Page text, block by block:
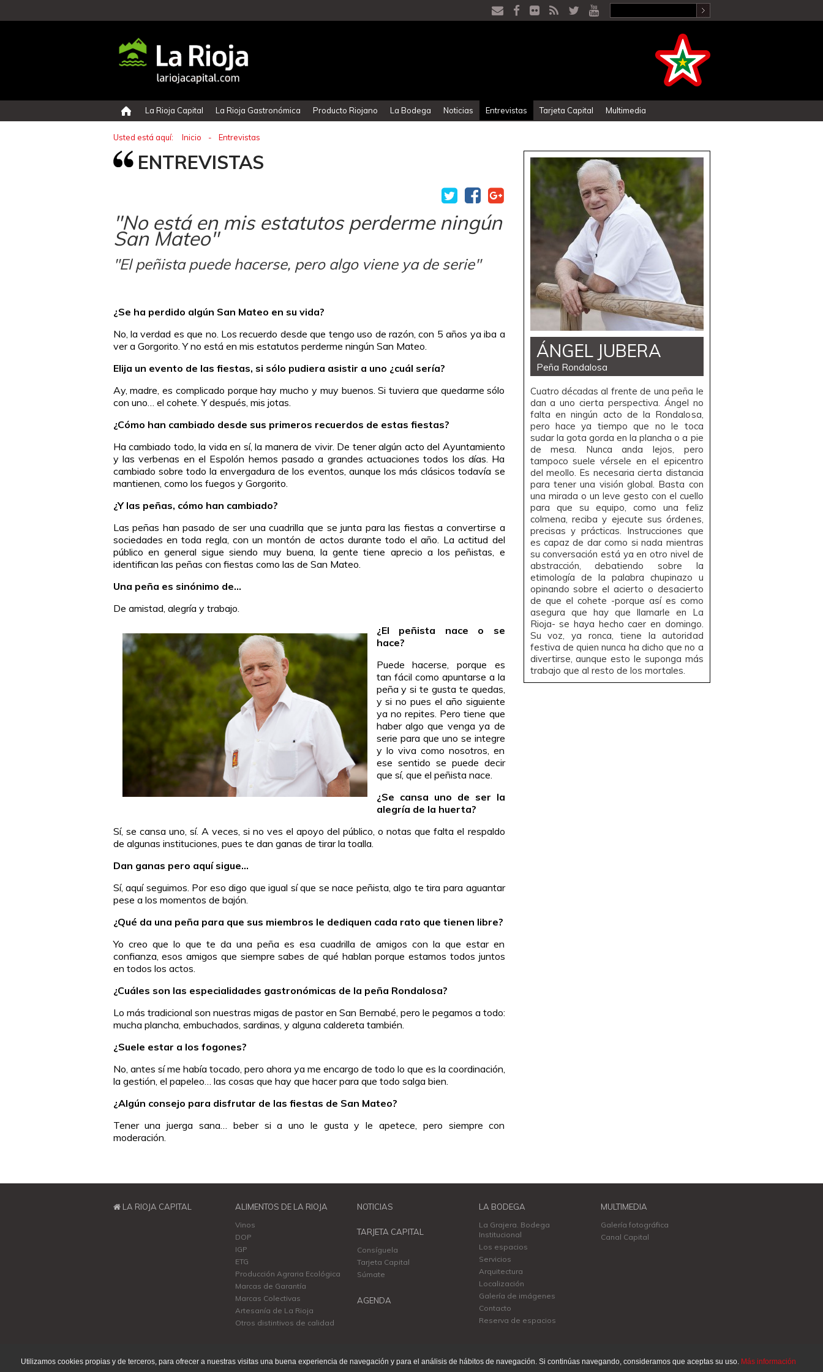
La Rioja Capital La Rioja Gastronómica Producto Riojano La Bodega Noticias Entrevistas Tarjeta Capital Multimedia
Usted está aquí: Inicio - Entrevistas
ENTREVISTAS
"No está en mis estatutos perderme ningún
San Mateo"
"El peñista puede hacerse, pero algo viene ya de serie"
¿Se ha perdido algún San Mateo en su vida?
No, la verdad es que no. Los recuerdo desde que tengo uso de razón, con 5 años ya iba a
ver a Gorgorito. Y no está en mis estatutos perderme ningún San Mateo.
Elija un evento de las fiestas, si sólo pudiera asistir a uno ¿cuál sería?
Ay, madre, es complicado porque hay mucho y muy buenos. Si tuviera que quedarme sólo
con uno… el cohete. Y después, mis jotas.
¿Cómo han cambiado desde sus primeros recuerdos de estas fiestas?
Ha cambiado todo, la vida en sí, la manera de vivir. De tener algún acto del Ayuntamiento
y las verbenas en el Espolón hemos pasado a grandes actuaciones todos los días. Ha
cambiado sobre todo la envergadura de los eventos, aunque los más clásicos todavía se
mantienen, como los fuegos y Gorgorito.
¿Y las peñas, cómo han cambiado?
Las peñas han pasado de ser una cuadrilla que se junta para las fiestas a convertirse a
sociedades en toda regla, con un montón de actos durante todo el año. La actitud del
público en general sigue siendo muy buena, la gente tiene aprecio a los peñistas, e
identifican las peñas con fiestas como las de San Mateo.
Una peña es sinónimo de…
De amistad, alegría y trabajo.
¿El peñista nace o se
hace?
Puede hacerse, porque es
tan fácil como apuntarse a la
peña y si te gusta te quedas,
y si no pues el año siguiente
ya no repites. Pero tiene que
haber algo que venga ya de
serie para que uno se integre
y lo viva como nosotros, en
ese sentido se puede decir
que sí, que el peñista nace.
¿Se cansa uno de ser la
alegría de la huerta?
Sí, se cansa uno, sí. A veces, si no ves el apoyo del público, o notas que falta el respaldo
de algunas instituciones, pues te dan ganas de tirar la toalla.
Dan ganas pero aquí sigue…
Sí, aquí seguimos. Por eso digo que igual sí que se nace peñista, algo te tira para aguantar
pese a los momentos de bajón.
¿Qué da una peña para que sus miembros le dediquen cada rato que tienen libre?
Yo creo que lo que te da una peña es esa cuadrilla de amigos con la que estar en
confianza, esos amigos que siempre sabes de qué hablan porque estamos todos juntos
en todos los actos.
¿Cuáles son las especialidades gastronómicas de la peña Rondalosa?
Lo más tradicional son nuestras migas de pastor en San Bernabé, pero le pegamos a todo:
mucha plancha, embuchados, sardinas, y alguna caldereta también.
¿Suele estar a los fogones?
No, antes sí me había tocado, pero ahora ya me encargo de todo lo que es la coordinación,
la gestión, el papeleo… las cosas que hay que hacer para que todo salga bien.
¿Algún consejo para disfrutar de las fiestas de San Mateo?
Tener una juerga sana… beber si a uno le gusta y le apetece, pero siempre con
moderación.
ÁNGEL JUBERA
Peña Rondalosa
Cuatro décadas al frente de una peña le
dan a uno cierta perspectiva. Ángel no
falta en ningún acto de la Rondalosa,
pero hace ya tiempo que no le toca
sudar la gota gorda en la plancha o a pie
de mesa. Nunca anda lejos, pero
tampoco suele vérsele en el epicentro
del meollo. Es necesaria cierta distancia
para tener una visión global. Basta con
una mirada o un leve gesto con el cuello
para que su equipo, como una feliz
colmena, reciba y ejecute sus órdenes,
precisas y prácticas. Instrucciones que
es capaz de dar como si nada mientras
su conversación está ya en otro nivel de
abstracción, debatiendo sobre la
etimología de la palabra chupinazo u
opinando sobre el acierto o desacierto
de que el cohete -porque así es como
asegura que hay que llamarle en La
Rioja- se haya hecho caer en domingo.
Su voz, ya ronca, tiene la autoridad
festiva de quien nunca ha dicho que no a
divertirse, aunque esto le suponga más
trabajo que al resto de los mortales.
LA RIOJA CAPITAL ALIMENTOS DE LA RIOJA
Vinos
DOP
IGP
ETG
Producción Agraria Ecológica
Marcas de Garantía
Marcas Colectivas
Artesanía de La Rioja
Otros distintivos de calidad
NOTICIAS
TARJETA CAPITAL
Consíguela
Tarjeta Capital
Súmate
AGENDA
LA BODEGA
La Grajera. Bodega
Institucional
Los espacios
Servicios
Arquitectura
Localización
Galería de imágenes
Contacto
Reserva de espacios
MULTIMEDIA
Galería fotográfica
Canal Capital
@ La Rioja Capital. Gobierno de La Rioja.
Utilizamos cookies propias y de terceros, para ofrecer a nuestras visitas una buena experiencia de navegación y para el análisis de hábitos de navegación. Si continúas navegando, consideramos que aceptas su uso. Más información